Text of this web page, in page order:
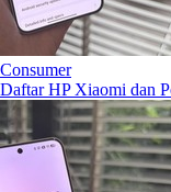
Consumer
Daftar HP Xiaomi dan